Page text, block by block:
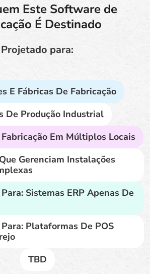
Este Software de
É Destinado
Projetado para:
E Fábricas De Fabricação
De Produção Industrial
Em Múltiplos Locais
Gerenciam Instalações
Sistemas ERP Apenas De
Plataformas De POS
TBD